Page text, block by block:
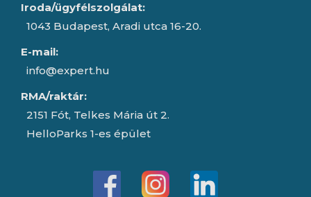
Iroda/ügyfélszolgálat:
1043 Budapest, Aradi utca 16-20.
E-mail:
info@expert.hu
RMA/raktár:
2151 Fót, Telkes Mária út 2.
HelloParks 1-es épület